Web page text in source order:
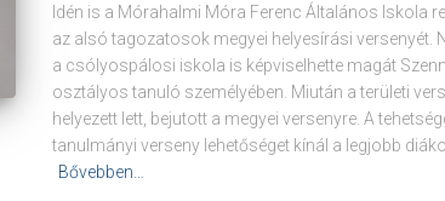
Idén is a Mórahalmi Móra Ferenc Általános Iskola
az alsó tagozatosok megyei helyesírási versenyét.
a csólyospálosi iskola is képviselhette magát
osztályos tanuló személyében. Miután a területi
helyezett lett, bejutott a megyei versenyre. A
tanulmányi verseny lehetőséget kínál a legjobb
Bővebben…